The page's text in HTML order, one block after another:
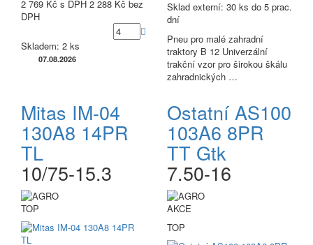
2 769 Kč s DPH 2 288 Kč bez
DPH
Skladem: 2 ks
07.08.2026
Sklad externí: 30 ks do 5 prac.
dní
Pneu pro malé zahradní
traktory B 12 Univerzální
trakční vzor pro širokou škálu
zahradnických …
Mitas IM-04
130A8 14PR
TL
10/75-15.3
TOP
Ostatní AS100
103A6 8PR
TT Gtk
7.50-16
AKCE
TOP